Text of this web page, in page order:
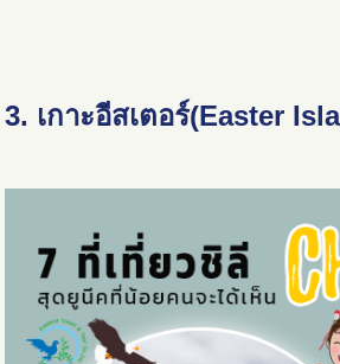
3. เกาะอีสเตอร์(Easter